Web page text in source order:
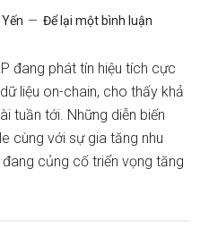
Để lại một bình luận
đang phát tín hiệu tích cực
liệu on-chain, cho thấy khả
tuần tới. Những diễn biến
cùng với sự gia tăng nhu
củng cố triển vọng tăng